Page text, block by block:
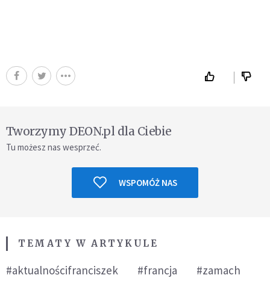
Tworzymy DEON.pl dla Ciebie
Tu możesz nas wesprzeć.
WSPOMÓŻ NAS
TEMATY W ARTYKULE
#aktualnościfranciszek #francja
#zamach